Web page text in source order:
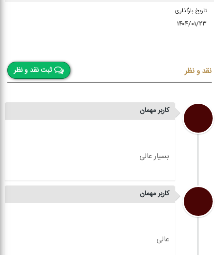
تاریخ بارگذاری
۱۴۰۴/۰۱/۲۳
ثبت نقد و نظر نقد و نظر
کاربر مهمان
کاربر مهمان